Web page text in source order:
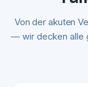
Von der akuten
— wir decken alle